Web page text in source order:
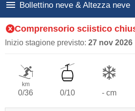
Bollettino neve & Altezza neve
Comprensorio sciistico
Inizio stagione previsto: 27 nov 2026
km
0/36 0/10 - cm